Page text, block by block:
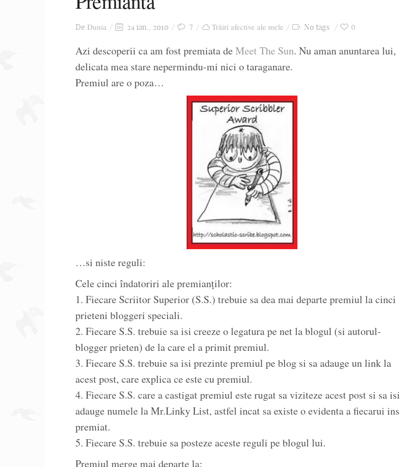
De Dunia 24 ian., 2010 7 Trăiri afective ale mele No tags 0
Azi descoperii ca am fost premiata de Meet The Sun. Nu aman anuntarea lui,
delicata mea stare nepermindu-mi nici o taraganare.
Premiul are o poza…
…si niste reguli:
Cele cinci îndatoriri ale premianţilor:
1. Fiecare Scriitor Superior (S.S.) trebuie sa dea mai departe premiul la cinci
prieteni bloggeri speciali.
2. Fiecare S.S. trebuie sa isi creeze o legatura pe net la blogul (si autorul-
blogger prieten) de la care el a primit premiul.
3. Fiecare S.S. trebuie sa isi prezinte premiul pe blog si sa adauge un link la
acest post, care explica ce este cu premiul.
4. Fiecare S.S. care a castigat premiul este rugat sa viziteze acest post si sa isi
adauge numele la Mr.Linky List, astfel incat sa existe o evidenta a fiecarui ins
premiat.
5. Fiecare S.S. trebuie sa posteze aceste reguli pe blogul lui.
Premiul merge mai departe la: